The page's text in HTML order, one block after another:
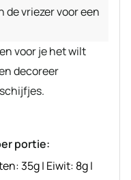
de vriezer voor een
voor je het wilt
decoreer
portie:
35g| Eiwit: 8g|